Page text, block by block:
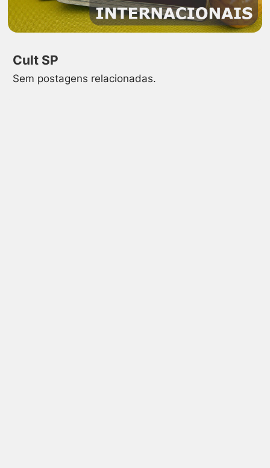
Cult SP
Sem postagens relacionadas.